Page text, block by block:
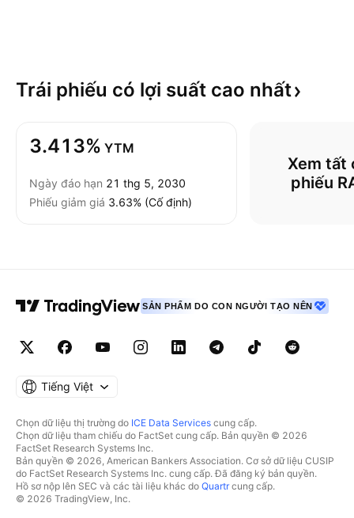
Trái phiếu có lợi suất cao nhất
3.413% YTM
Ngày đáo hạn 21 thg 5, 2030
Phiếu giảm giá 3.63% (Cố định)
Xem tất
phiếu
SẢN PHẨM DO CON NGƯỜI TẠO NÊN
Tiếng Việt
Chọn dữ liệu thị trường do ICE Data Services cung cấp.
Chọn dữ liệu tham chiếu do FactSet cung cấp. Bản quyền © 2026
FactSet Research Systems Inc.
Bản quyền © 2026, American Bankers Association. Cơ sở dữ liệu CUSIP
do FactSet Research Systems Inc. cung cấp. Đã đăng ký bản quyền.
Hồ sơ nộp lên SEC và các tài liệu khác do Quartrcung cấp.
© 2026 TradingView, Inc.